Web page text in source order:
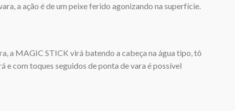
a ação é de um peixe ferido agonizando na superfície.
a MAGIC STICK virá batendo a cabeça na água tipo, tô
com toques seguidos de ponta de vara é possível